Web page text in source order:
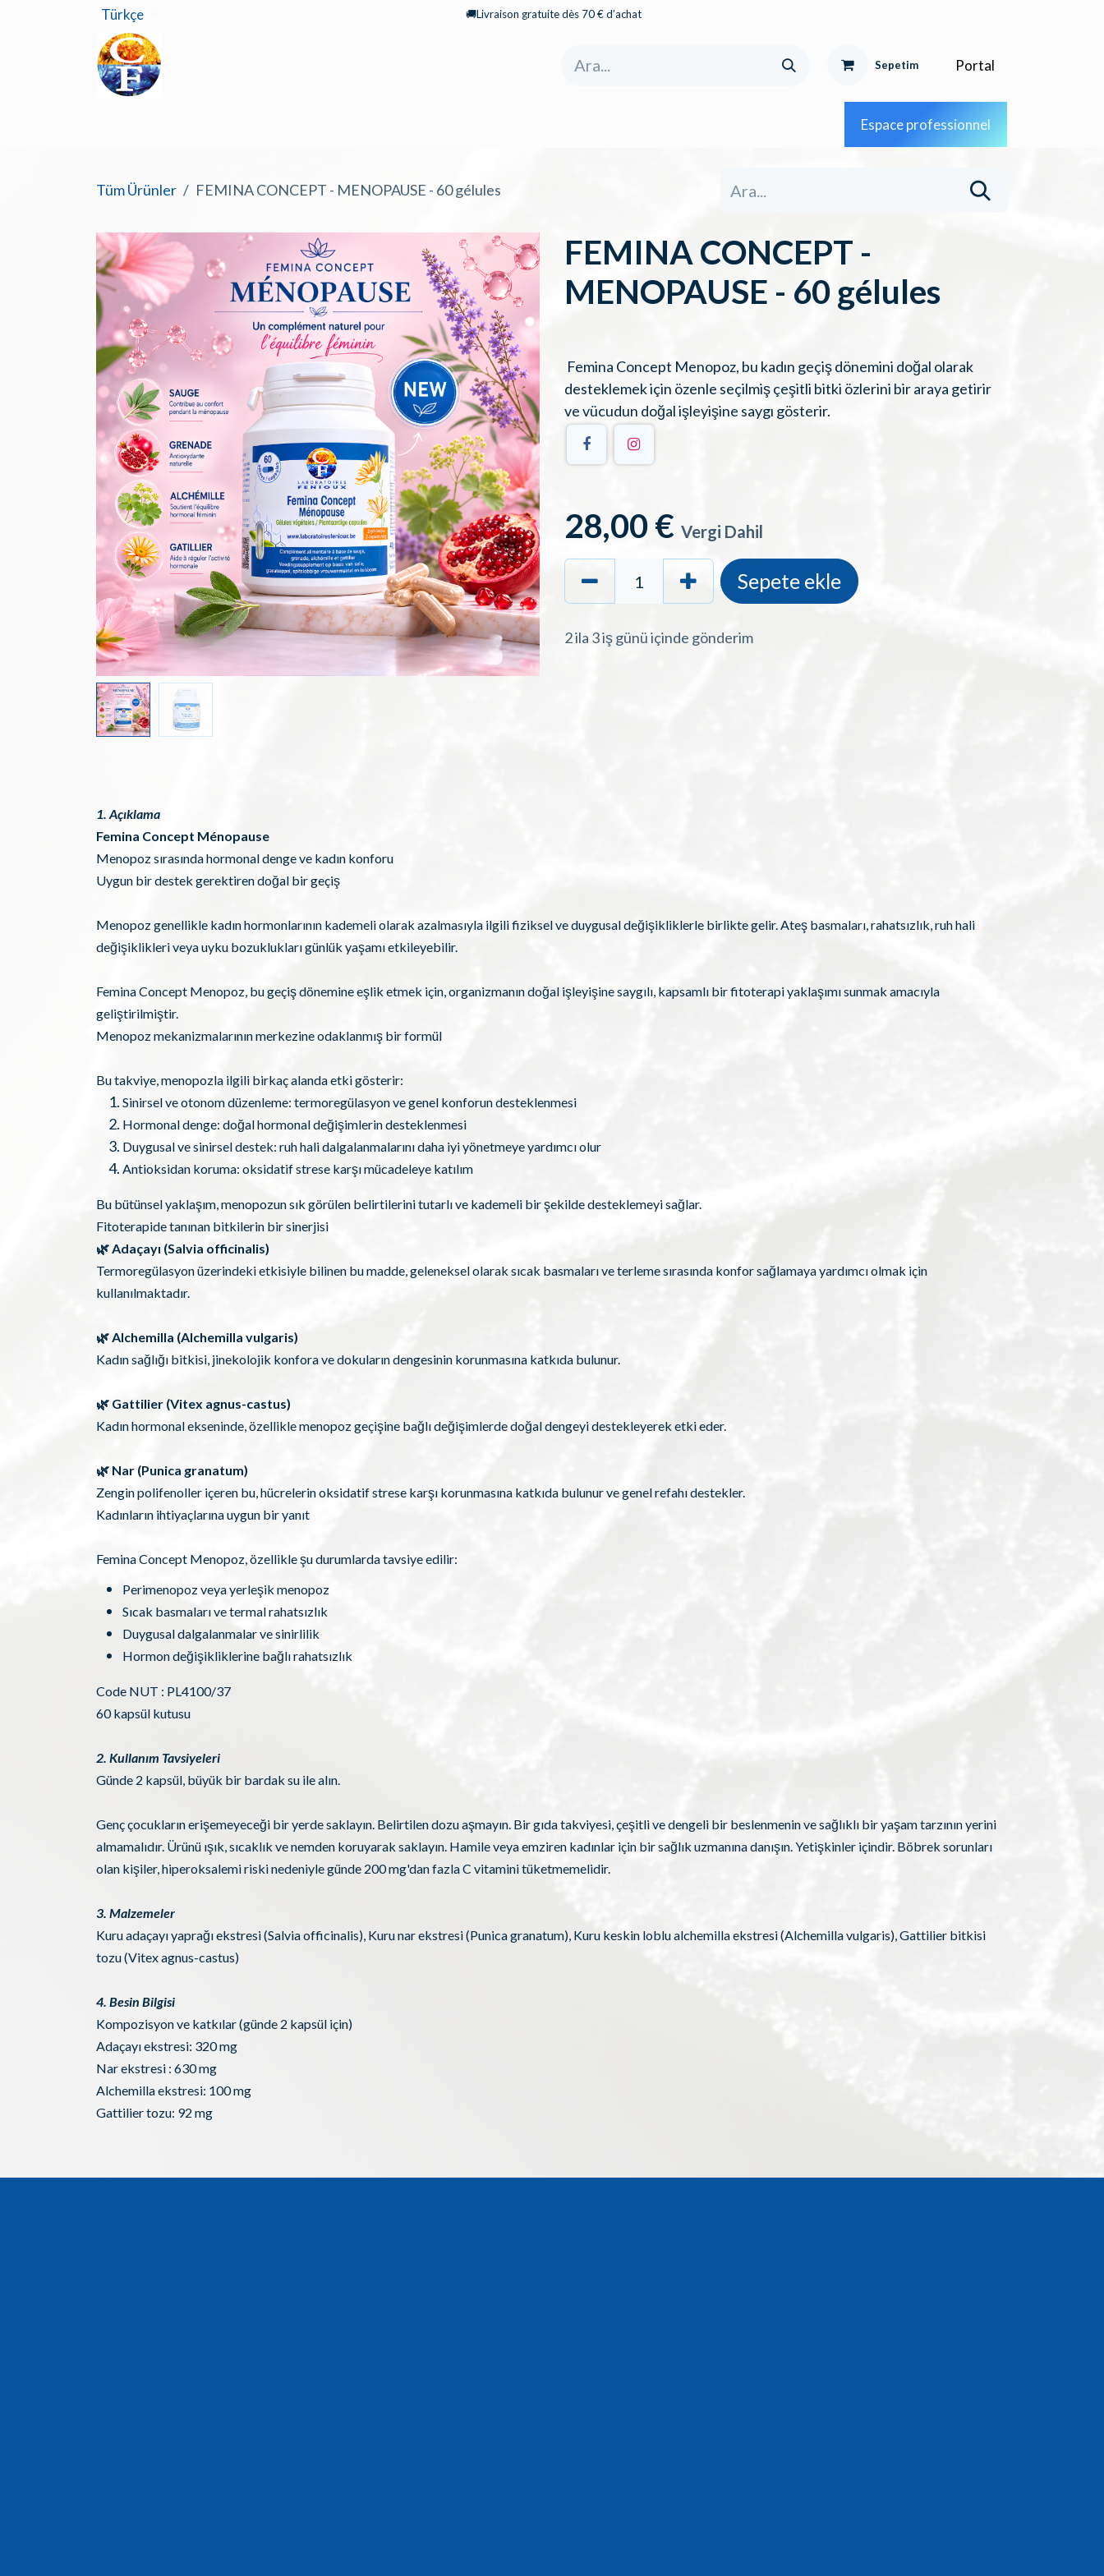
İçereği AtlaTürkçe 🚚Livraison gratuite dès 70 € d’achat
Sepetim Portal
Espace professionnel
Tüm Ürünler FEMINA CONCEPT - MENOPAUSE - 60 gélules
FEMINA CONCEPT -
MENOPAUSE - 60 gélules
Femina Concept Menopoz, bu kadın geçiş dönemini doğal olarak
desteklemek için özenle seçilmiş çeşitli bitki özlerini bir araya getirir
ve vücudun doğal işleyişine saygı gösterir.
28,00€ Vergi Dahil
Sepete ekle
2 ila 3 iş günü içinde gönderim
1. Açıklama
Femina Concept Ménopause
Menopoz sırasında hormonal denge ve kadın konforu
Uygun bir destek gerektiren doğal bir geçiş
Menopoz genellikle kadın hormonlarının kademeli olarak azalmasıyla ilgili fiziksel ve duygusal değişikliklerle birlikte gelir. Ateş basmaları, rahatsızlık, ruh hali
değişiklikleri veya uyku bozuklukları günlük yaşamı etkileyebilir.
Femina Concept Menopoz, bu geçiş dönemine eşlik etmek için, organizmanın doğal işleyişine saygılı, kapsamlı bir fitoterapi yaklaşımı sunmak amacıyla
geliştirilmiştir.
Menopoz mekanizmalarının merkezine odaklanmış bir formül
Bu takviye, menopozla ilgili birkaç alanda etki gösterir:
Sinirsel ve otonom düzenleme: termoregülasyon ve genel konforun desteklenmesi
Hormonal denge: doğal hormonal değişimlerin desteklenmesi
Duygusal ve sinirsel destek: ruh hali dalgalanmalarını daha iyi yönetmeye yardımcı olur
Antioksidan koruma: oksidatif strese karşı mücadeleye katılım
Bu bütünsel yaklaşım, menopozun sık görülen belirtilerini tutarlı ve kademeli bir şekilde desteklemeyi sağlar.
Fitoterapide tanınan bitkilerin bir sinerjisi
🌿 Adaçayı (Salvia officinalis)
Termoregülasyon üzerindeki etkisiyle bilinen bu madde, geleneksel olarak sıcak basmaları ve terleme sırasında konfor sağlamaya yardımcı olmak için
kullanılmaktadır.
🌿 Alchemilla (Alchemilla vulgaris)
Kadın sağlığı bitkisi, jinekolojik konfora ve dokuların dengesinin korunmasına katkıda bulunur.
🌿 Gattilier (Vitex agnus-castus)
Kadın hormonal ekseninde, özellikle menopoz geçişine bağlı değişimlerde doğal dengeyi destekleyerek etki eder.
🌿 Nar (Punica granatum)
Zengin polifenoller içeren bu, hücrelerin oksidatif strese karşı korunmasına katkıda bulunur ve genel refahı destekler.
Kadınların ihtiyaçlarına uygun bir yanıt
Femina Concept Menopoz, özellikle şu durumlarda tavsiye edilir:
Perimenopoz veya yerleşik menopoz
Sıcak basmaları ve termal rahatsızlık
Duygusal dalgalanmalar ve sinirlilik
Hormon değişikliklerine bağlı rahatsızlık
Code NUT : PL4100/37
60 kapsül kutusu
2. Kullanım Tavsiyeleri
Günde 2 kapsül, büyük bir bardak su ile alın.
Genç çocukların erişemeyeceği bir yerde saklayın. Belirtilen dozu aşmayın. Bir gıda takviyesi, çeşitli ve dengeli bir beslenmenin ve sağlıklı bir yaşam tarzının yerini
almamalıdır. Ürünü ışık, sıcaklık ve nemden koruyarak saklayın. Hamile veya emziren kadınlar için bir sağlık uzmanına danışın. Yetişkinler içindir. Böbrek sorunları
olan kişiler, hiperoksalemi riski nedeniyle günde 200 mg'dan fazla C vitamini tüketmemelidir.
3. Malzemeler
Kuru adaçayı yaprağı ekstresi (Salvia officinalis), Kuru nar ekstresi (Punica granatum), Kuru keskin loblu alchemilla ekstresi (Alchemilla vulgaris), Gattilier bitkisi
tozu (Vitex agnus-castus)
4. Besin Bilgisi
Kompozisyon ve katkılar (günde 2 kapsül için)
Adaçayı ekstresi: 320 mg
Nar ekstresi : 630 mg
Alchemilla ekstresi: 100 mg
Gattilier tozu: 92 mg